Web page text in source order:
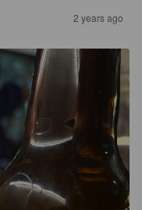
2 years ago